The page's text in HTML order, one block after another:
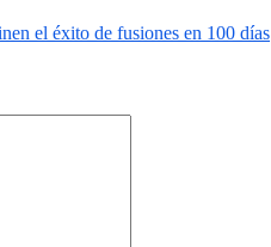
el éxito de fusiones en 100 días